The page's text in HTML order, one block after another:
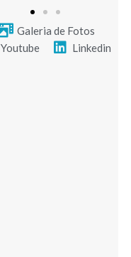
Galeria de Fotos
Youtube
Linkedin